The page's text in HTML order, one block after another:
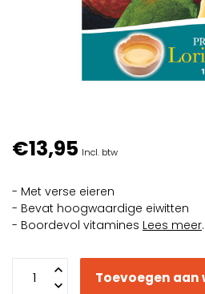
€13,95 Incl. btw
- Met verse eieren
- Bevat hoogwaardige eiwitten
- Boordevol vitamines Lees meer.
Toevoegen aan